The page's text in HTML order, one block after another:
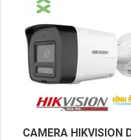
CAMERA HIKVISION